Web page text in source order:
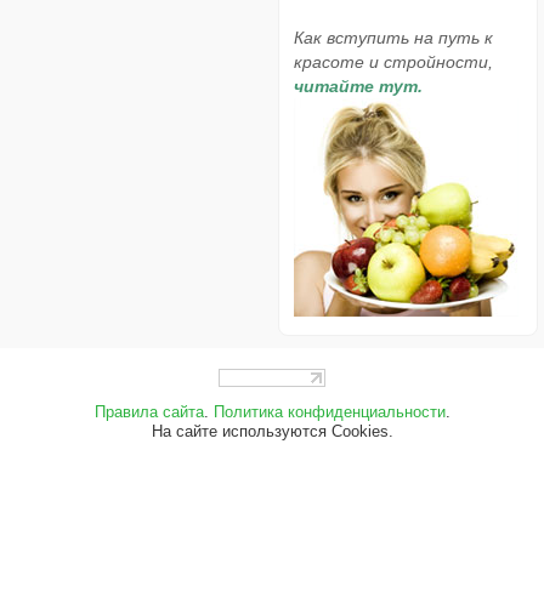
Как вступить на путь к
красоте и стройности,
читайте тут.
Правила сайта. Политика конфиденциальности.
На сайте используются Cookies.